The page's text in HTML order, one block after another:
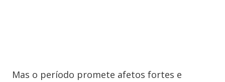
Mas o período promete afetos fortes e